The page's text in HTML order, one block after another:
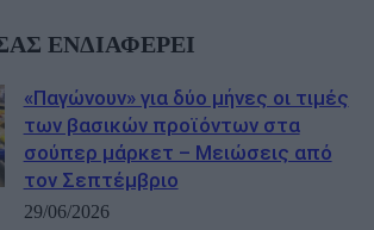
ΕΝΔΙΑΦΕΡΕΙ
«Παγώνουν» για δύο μήνες οι τιμές
των βασικών προϊόντων στα
σούπερ μάρκετ – Μειώσεις από
τον Σεπτέμβριο
29/06/2026